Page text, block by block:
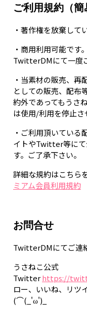
ご利用規約（簡
・著作権を放棄して
・商用利用可能です
TwitterDMにて一度
・当素材の販売、再
としての販売、配布
約外であってもうさ
は使用/利用を停止さ
・ご利用頂いている
イトやTwitter等にて
す。ご了承下さい。
詳細な規約はこちら
ミアム会員利用規約
お問合せ
TwitterDMにてご連
うさねこ公式
Twitterhttps://
ロー、いいね、リツ
(⌒(_'ω')_